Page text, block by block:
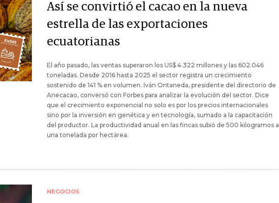
Así se convirtió el cacao en la nueva
estrella de las exportaciones
ecuatorianas
El año pasado, las ventas superaron los US$ 4.322 millones y las 602.046
toneladas. Desde 2016 hasta 2025 el sector registra un crecimiento
sostenido de 141 % en volumen. Iván Ontaneda, presidente del directorio de
Anecacao, conversó con Forbes para analizar la evolución del sector. Dice
que el crecimiento exponencial no solo es por los precios internacionales
sino por la inversión en genética y en tecnología, sumado a la capacitación
del productor. La productividad anual en las fincas subió de 500 kilogramos a
una tonelada por hectárea.
NEGOCIOS